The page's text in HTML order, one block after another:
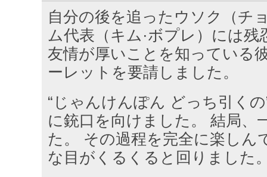
自分の後を追ったウソク（チ
ム代表（キム·ボプレ）には残
友情が厚いことを知っている
ーレットを要請しました。
“じゃんけんぽん どっち引く
に銃口を向けました。 結局、
た。 その過程を完全に楽しん
な目がくるくると回りました